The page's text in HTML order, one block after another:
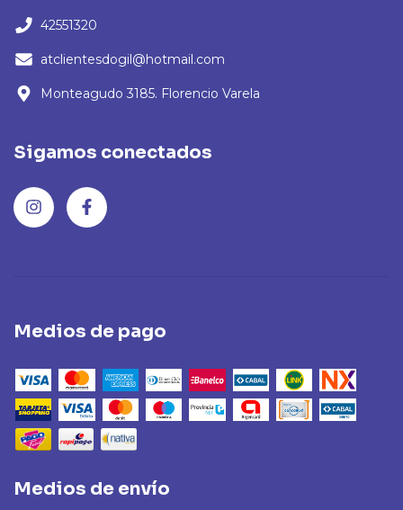
42551320
atclientesdogil@hotmail.com
Monteagudo 3185. Florencio Varela
Sigamos conectados
Medios de pago
Medios de envío